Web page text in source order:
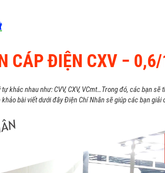
CÁP ĐIỆN CXV ­−
tự khác nhau như: CVV, CXV, VCmt…Trong đó, các bạn
bài viết dưới đây Điện Chí Nhân sẽ giúp các bạn